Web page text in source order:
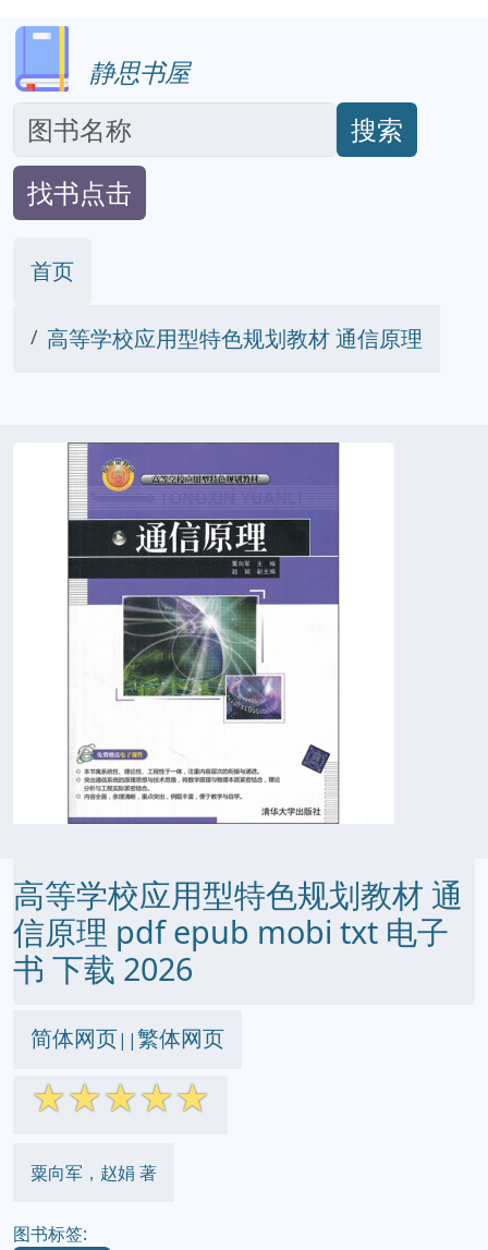
静思书屋
搜索
找书点击
首页
高等学校应用型特色规划教材 通信原理
高等学校应用型特色规划教材 通
信原理 pdf epub mobi txt 电子
书 下载 2026
简体网页||繁体网页
☆☆☆☆☆
粟向军，赵娟 著
图书标签: